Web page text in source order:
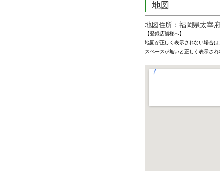
地図
地図住所：福岡県太宰
【登録店舗様へ】
地図が正しく表示されない場合
スペースが無いと正しく表示さ